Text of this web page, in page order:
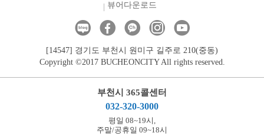
뷰어다운로드
[14547] 경기도 부천시 원미구 길주로 210(중동)
Copyright ©2017 BUCHEONCITY All rights reserved.
부천시 365콜센터
032-320-3000
평일 08~19시,
주말/공휴일 09~18시